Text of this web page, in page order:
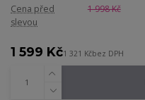
Cena před
slevou
1 998 Kč
1 599 Kč1 321 Kčbez DPH